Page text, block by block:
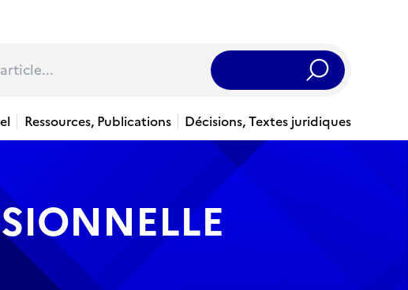
Rechercher
Ressources, Publications Décisions, Textes juridiques